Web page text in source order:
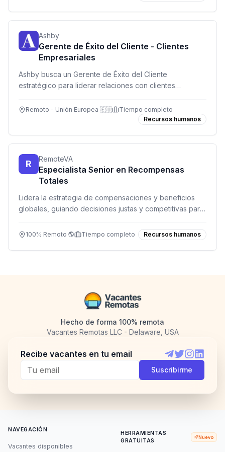
Ashby
Gerente de Éxito del Cliente - Clientes
Empresariales
Ashby busca un Gerente de Éxito del Cliente
estratégico para liderar relaciones con clientes
impulsando adopción de producto y valor a largo plazo.
Remoto - Unión Europea 🇪🇺
Tiempo completo
Recursos humanos
R RemoteVA
Especialista Senior en Recompensas
Totales
Lidera la estrategia de compensaciones y beneficios
globales, guiando decisiones justas y competitivas para
100% Remoto 🌎 Tiempo completo Recursos humanos
Hecho de forma 100% remota
Vacantes Remotas LLC - Delaware, USA
Recibe vacantes en tu email
Telegram
TwitterInstagram
Suscribirme
NAVEGACIÓN
Vacantes disponibles
HERRAMIENTAS
GRATUITAS
Nuevo